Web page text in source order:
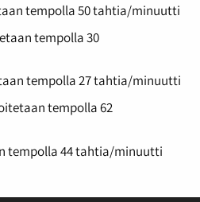
tempolla 50 tahtia/minuutti
tempolla 30
tempolla 27 tahtia/minuutti
tempolla 62
tempolla 44 tahtia/minuutti